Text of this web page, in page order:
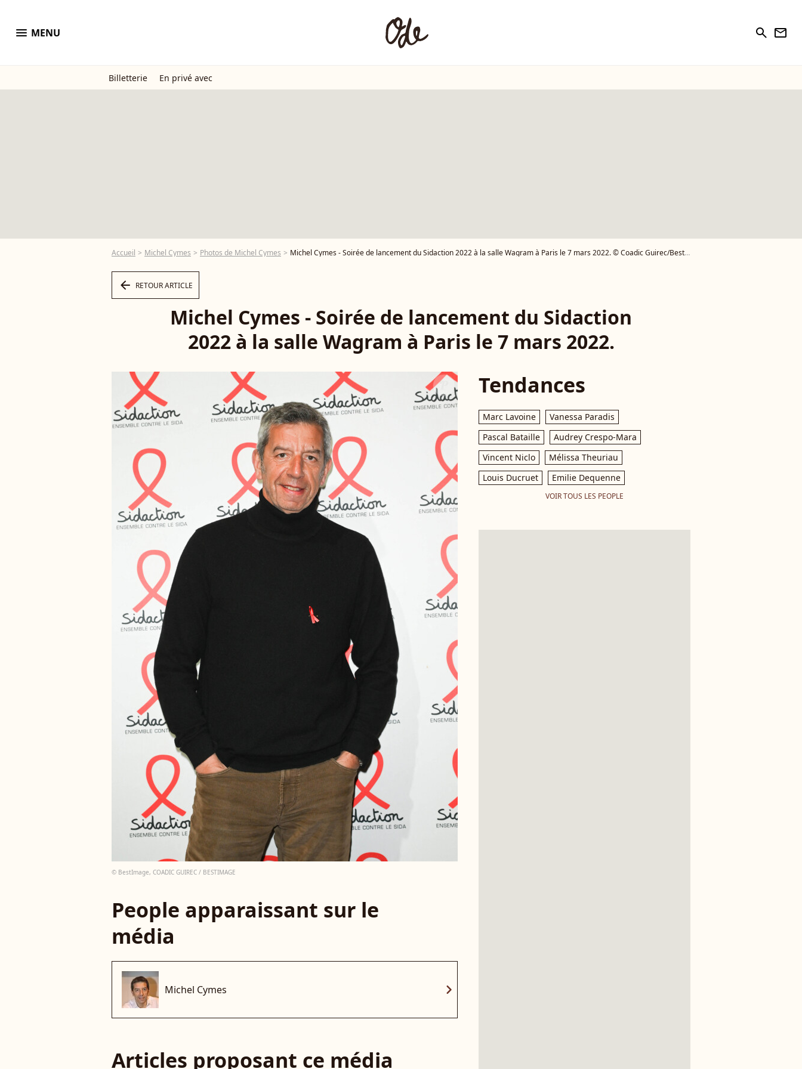
menu MENU search newsletter
Billetterie En privé avec
Accueil Michel Cymes Photos de Michel Cymes Michel Cymes - Soirée de lancement du Sidaction 2022 à la salle Wagram à Paris le 7 mars 2022. © Coadic Guirec/Bestimage - Photo
arrow_left RETOUR ARTICLE
Michel Cymes - Soirée de lancement du Sidaction
2022 à la salle Wagram à Paris le 7 mars 2022.
© BestImage, COADIC GUIREC / BESTIMAGE
People apparaissant sur le
média
Michel Cymes chevron_right
Articles proposant ce média
Tendances
Marc Lavoine
Vanessa Paradis
Pascal Bataille
Audrey Crespo-Mara
Vincent Niclo
Mélissa Theuriau
Louis Ducruet
Emilie Dequenne
VOIR TOUS LES PEOPLE